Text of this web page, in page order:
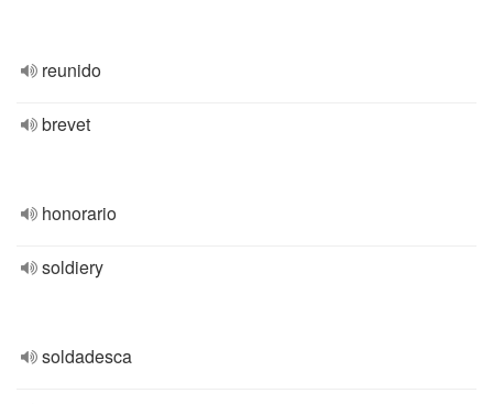
reunido
brevet
honorario
soldiery
soldadesca